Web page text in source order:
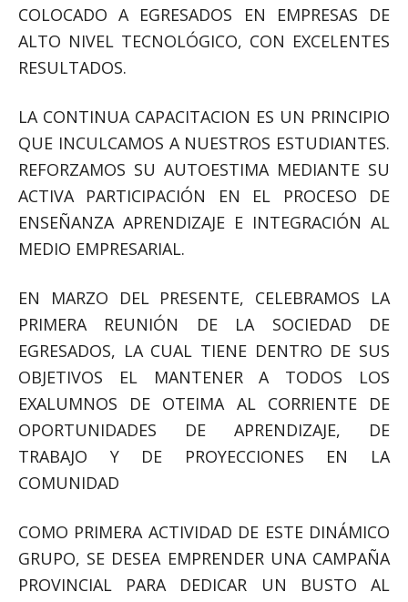
COLOCADO A EGRESADOS EN EMPRESAS DE
ALTO NIVEL TECNOLÓGICO, CON EXCELENTES
RESULTADOS.
LA CONTINUA CAPACITACION ES UN PRINCIPIO
QUE INCULCAMOS A NUESTROS ESTUDIANTES.
REFORZAMOS SU AUTOESTIMA MEDIANTE SU
ACTIVA PARTICIPACIÓN EN EL PROCESO DE
ENSEÑANZA APRENDIZAJE E INTEGRACIÓN AL
MEDIO EMPRESARIAL.
EN MARZO DEL PRESENTE, CELEBRAMOS LA
PRIMERA REUNIÓN DE LA SOCIEDAD DE
EGRESADOS, LA CUAL TIENE DENTRO DE SUS
OBJETIVOS EL MANTENER A TODOS LOS
EXALUMNOS DE OTEIMA AL CORRIENTE DE
OPORTUNIDADES DE APRENDIZAJE, DE
TRABAJO Y DE PROYECCIONES EN LA
COMUNIDAD
COMO PRIMERA ACTIVIDAD DE ESTE DINÁMICO
GRUPO, SE DESEA EMPRENDER UNA CAMPAÑA
PROVINCIAL PARA DEDICAR UN BUSTO AL